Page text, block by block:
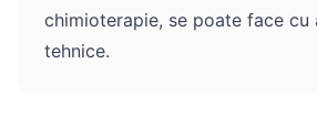
chimioterapie, se poate face cu
tehnice.